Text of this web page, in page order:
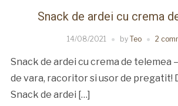
Snack de ardei cu crema
14/08/2021 by Teo 2
Snack de ardei cu crema de telemea
de vara, racoritor si usor de pregatit!
Snack de ardei […]